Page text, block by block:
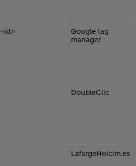
id>
Google tag
manager
DoubleClic
LafargeHolcim.es